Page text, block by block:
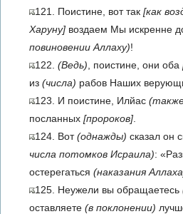
121. Поистине, вот так [как
Харуну] воздаем Мы искренне
повиновении Аллаху)!
122. (Ведь) , поистине, они оба
из (числа) рабов Наших
123. И поистине, Илйас
посланных [пророков]
124. Вот(однажды) сказал он
числа потомков Исраила):
остерегаться (наказания
125. Неужели вы обращаетесь
оставляете (в поклонении)